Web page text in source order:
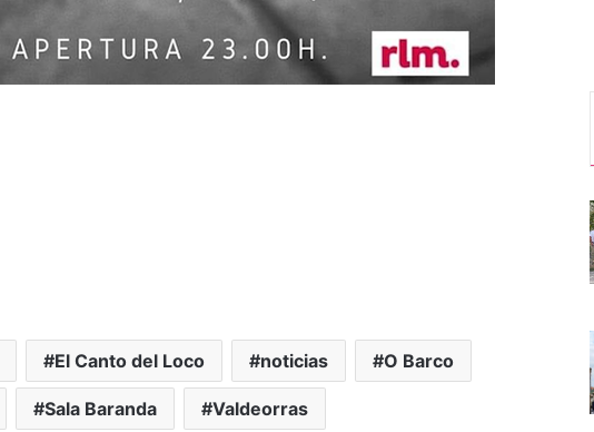
El Canto del Loco noticias O Barco
Sala Baranda Valdeorras